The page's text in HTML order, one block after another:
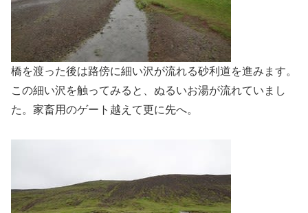
橋を渡った後は路傍に細い沢が流れる砂利道を進みます。
この細い沢を触ってみると、ぬるいお湯が流れていまし
た。家畜用のゲート越えて更に先へ。